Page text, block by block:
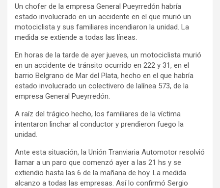
ce
b
o
o
k
se
n
g
er
tt
er
at
s
A
p
p
e
gr
a
m
ail tF
ri
n
dl
y
Un chofer de la empresa General Pueyrredón habría
estado involucrado en un accidente en el que murió un
motociclista y sus familiares incendiaron la unidad. La
medida se extiende a todas las líneas.
En horas de la tarde de ayer jueves, un motociclista murió
en un accidente de tránsito ocurrido en 222 y 31, en el
barrio Belgrano de Mar del Plata, hecho en el que habría
estado involucrado un colectivero de lalínea 573, de la
empresa General Pueyrredón.
A raíz del trágico hecho, los familiares de la víctima
intentaron linchar al conductor y prendieron fuego la
unidad.
Ante esta situación, la Unión Tranviaria Automotor resolvió
llamar a un paro que comenzó ayer a las 21 hs y se
extiendio hasta las 6 de la mañana de hoy. La medida
alcanzo a todas las empresas. Así lo confirmó Sergio